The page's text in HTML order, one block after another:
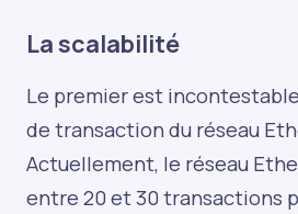
La scalabilité
Le premier est
de transaction du réseau
Actuellement, le réseau
entre 20 et 30 transactions